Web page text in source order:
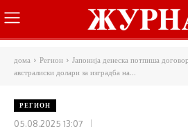
дома Регион
Јапонија денеска потпиша
австралиски долари за изградба на...
РЕГИОН
05.08.2025 13:07